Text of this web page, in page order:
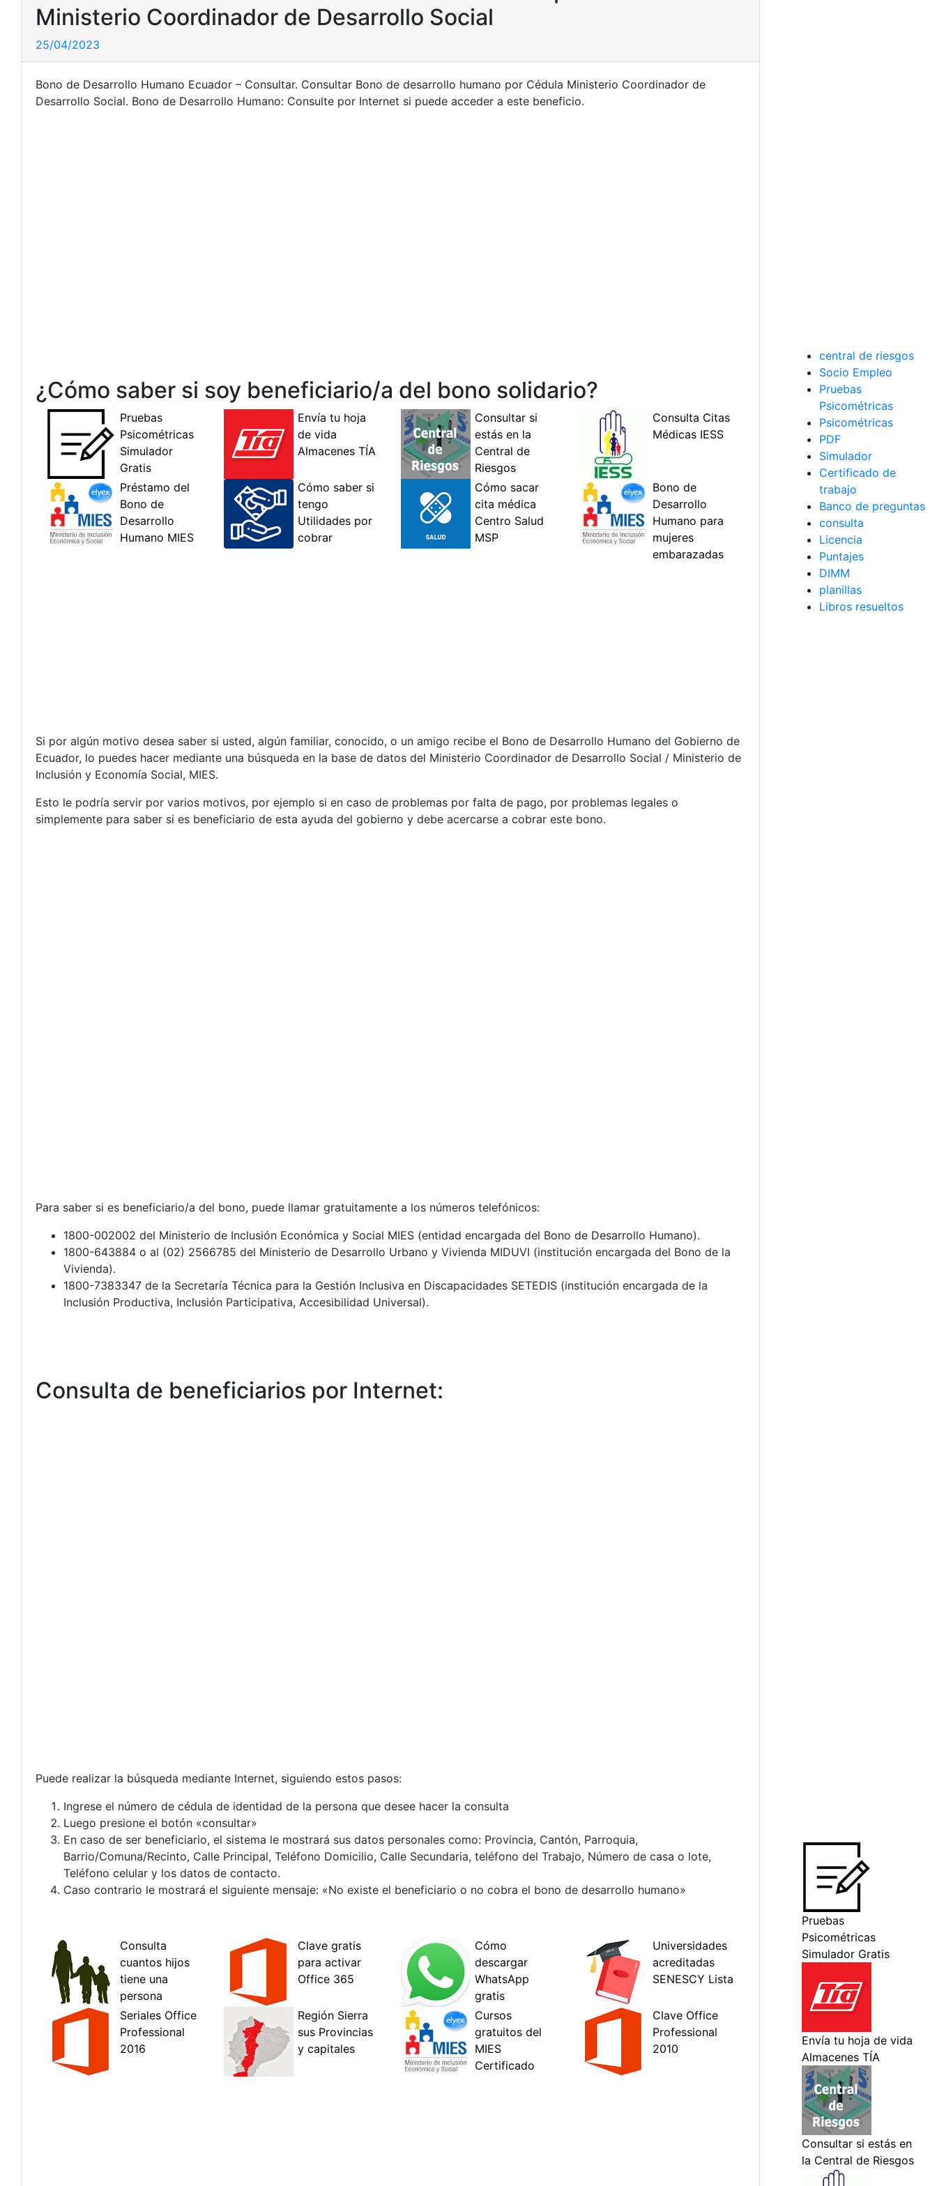
Ministerio Coordinador de Desarrollo Social
25/04/2023
Bono de Desarrollo Humano Ecuador – Consultar. Consultar Bono de desarrollo humano por Cédula Ministerio Coordinador de
Desarrollo Social. Bono de Desarrollo Humano: Consulte por Internet si puede acceder a este beneficio.
¿Cómo saber si soy beneficiario/a del bono solidario?
Si por algún motivo desea saber si usted, algún familiar, conocido, o un amigo recibe el Bono de Desarrollo Humano del Gobierno de
Ecuador, lo puedes hacer mediante una búsqueda en la base de datos del Ministerio Coordinador de Desarrollo Social / Ministerio de
Inclusión y Economía Social, MIES.
Esto le podría servir por varios motivos, por ejemplo si en caso de problemas por falta de pago, por problemas legales o
simplemente para saber si es beneficiario de esta ayuda del gobierno y debe acercarse a cobrar este bono.
Para saber si es beneficiario/a del bono, puede llamar gratuitamente a los números telefónicos:
1800-002002 del Ministerio de Inclusión Económica y Social MIES (entidad encargada del Bono de Desarrollo Humano).
1800-643884 o al (02) 2566785 del Ministerio de Desarrollo Urbano y Vivienda MIDUVI (institución encargada del Bono de la
Vivienda).
1800-7383347 de la Secretaría Técnica para la Gestión Inclusiva en Discapacidades SETEDIS (institución encargada de la
Inclusión Productiva, Inclusión Participativa, Accesibilidad Universal).
Consulta de beneficiarios por Internet:
Puede realizar la búsqueda mediante Internet, siguiendo estos pasos:
Ingrese el número de cédula de identidad de la persona que desee hacer la consulta
Luego presione el botón «consultar»
En caso de ser beneficiario, el sistema le mostrará sus datos personales como: Provincia, Cantón, Parroquia,
Barrio/Comuna/Recinto, Calle Principal, Teléfono Domicilio, Calle Secundaria, teléfono del Trabajo, Número de casa o lote,
Teléfono celular y los datos de contacto.
Caso contrario le mostrará el siguiente mensaje: «No existe el beneficiario o no cobra el bono de desarrollo humano»
central de riesgos
Socio Empleo
Pruebas
Psicométricas
Psicométricas
PDF
Simulador
Certificado de
trabajo
Banco de preguntas
consulta
Licencia
Puntajes
DIMM
planillas
Libros resueltos